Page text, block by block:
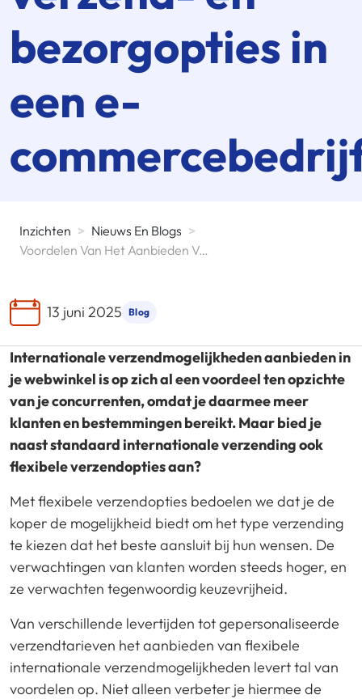
bezorgopties in
een e-
Inzichten > Nieuws En Blogs >
Voordelen Van Het Aanbieden Van Flexibele Verzend- En Bezorgopties In Een E-Commercebedrijf
13 juni 2025 Blog
Internationale verzendmogelijkheden aanbieden in
je webwinkel is op zich al een voordeel ten opzichte
van je concurrenten, omdat je daarmee meer
klanten en bestemmingen bereikt. Maar bied je
naast standaard internationale verzending ook
flexibele verzendopties aan?
Met flexibele verzendopties bedoelen we dat je de
koper de mogelijkheid biedt om het type verzending
te kiezen dat het beste aansluit bij hun wensen. De
verwachtingen van klanten worden steeds hoger, en
ze verwachten tegenwoordig keuzevrijheid.
Van verschillende levertijden tot gepersonaliseerde
verzendtarieven het aanbieden van flexibele
internationale verzendmogelijkheden levert tal van
voordelen op. Niet alleen verbeter je hiermee de